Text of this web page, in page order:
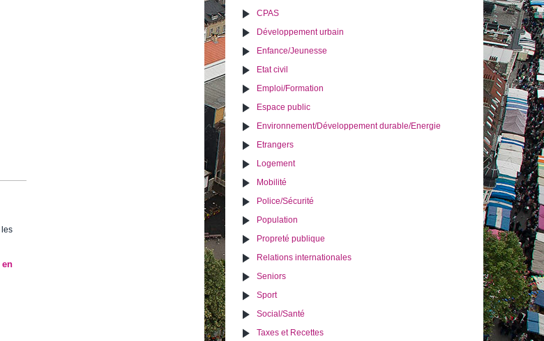
CPAS
Développement urbain
Enfance/Jeunesse
Etat civil
Emploi/Formation
Espace public
Environnement/Développement durable/Energie
Etrangers
Logement
Mobilité
Police/Sécurité
Population
Propreté publique
Relations internationales
Seniors
Sport
Social/Santé
Taxes et Recettes